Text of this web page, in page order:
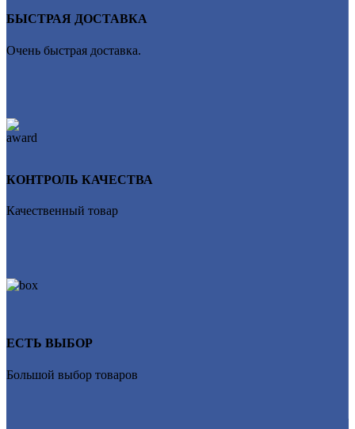
БЫСТРАЯ ДОСТАВКА
Очень быстрая доставка.
КОНТРОЛЬ КАЧЕСТВА
Качественный товар
ЕСТЬ ВЫБОР
Большой выбор товаров